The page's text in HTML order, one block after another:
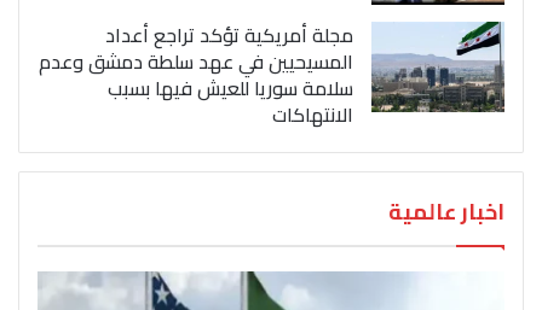
مجلة أمريكية تؤكد تراجع أعداد
المسيحيين في عهد سلطة دمشق وعدم
سلامة سوريا للعيش فيها بسبب
الانتهاكات
اخبار عالمية